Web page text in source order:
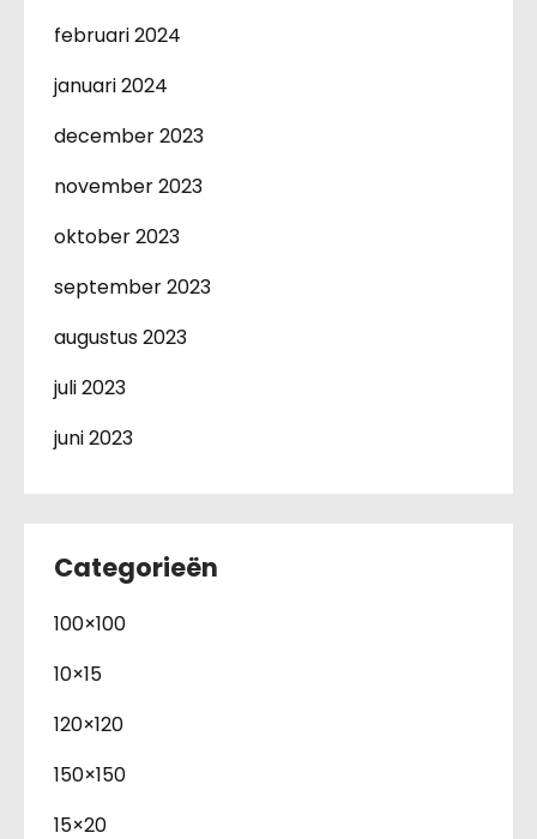
februari 2024
januari 2024
december 2023
november 2023
oktober 2023
september 2023
augustus 2023
juli 2023
juni 2023
Categorieën
100×100
10×15
120×120
150×150
15×20